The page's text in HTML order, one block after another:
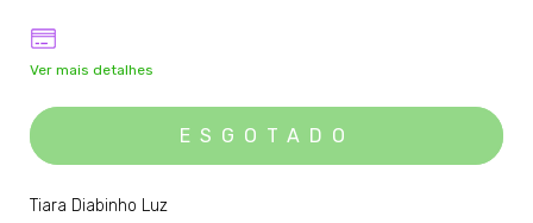
Ver mais detalhes
Tiara Diabinho Luz